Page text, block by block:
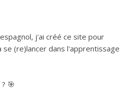
j'ai créé ce site pour
se (re)lancer dans l'apprentissage
? 🎯